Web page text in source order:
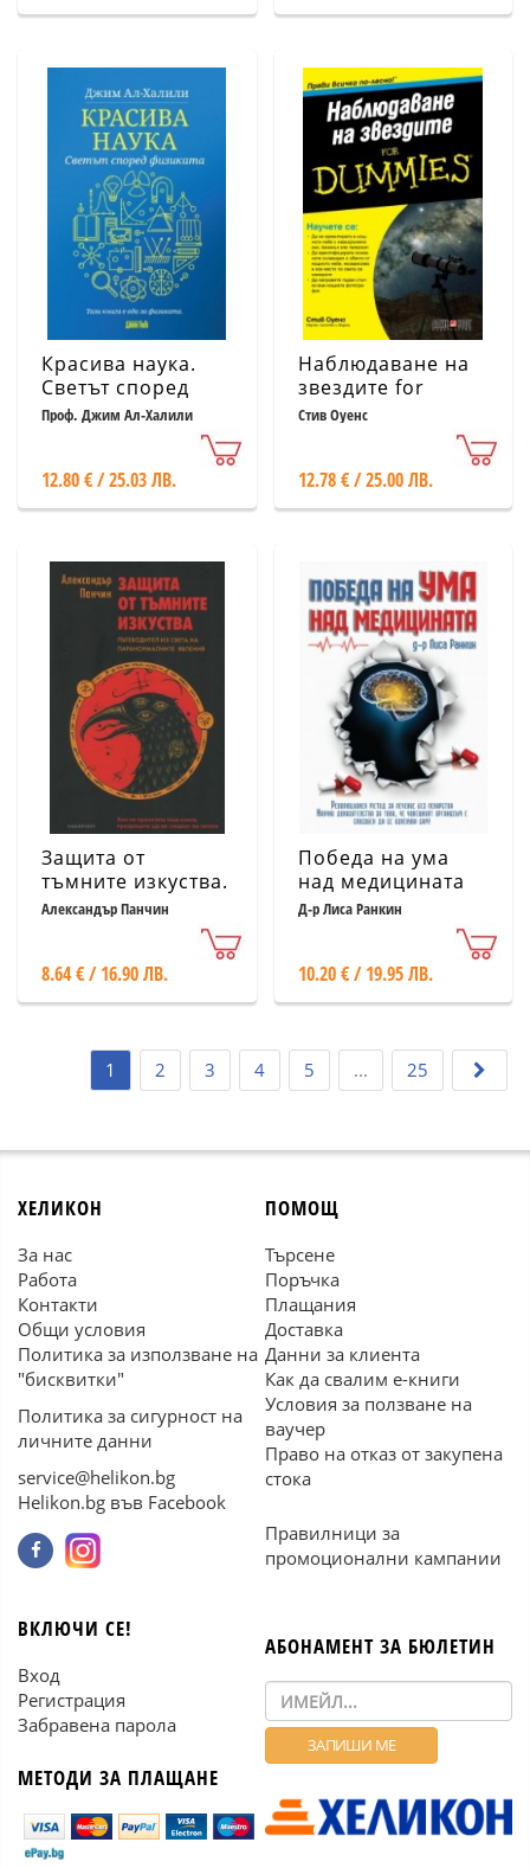
Красива наука.
Светът според
физиката
Проф. Джим Ал-Халили
12.80 € / 25.03 ЛВ.
Наблюдаване на
звездите for
Dummies
Стив Оуенс
12.78 € / 25.00 ЛВ.
Защита от
тъмните изкуства.
Пътеводител към
паранормалните
Александър Панчин
8.64 € / 16.90 ЛВ.
Победа на ума
над медицината
Д-р Лиса Ранкин
10.20 € / 19.95 ЛВ.
1 2 3 4 5 ... 25
ХЕЛИКОН
За нас
Работа
Контакти
Общи условия
Политика за използване на
"бисквитки"
Политика за сигурност на
личните данни
service@helikon.bg
Helikon.bg във Facebook
ПОМОЩ
Търсене
Поръчка
Плащания
Доставка
Данни за клиента
Как да свалим е-книги
Условия за ползване на
ваучер
Право на отказ от закупена
стока
Правилници за
промоционални кампании
ВКЛЮЧИ СЕ!
Вход
Регистрация
Забравена парола
МЕТОДИ ЗА ПЛАЩАНЕ
АБОНАМЕНТ ЗА БЮЛЕТИН